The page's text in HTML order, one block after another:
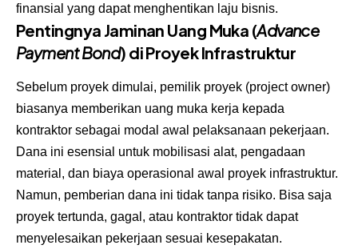
finansial yang dapat menghentikan laju bisnis.
Pentingnya Jaminan Uang Muka (Advance
Payment Bond) di Proyek Infrastruktur
Sebelum proyek dimulai, pemilik proyek (project owner)
biasanya memberikan uang muka kerja kepada
kontraktor sebagai modal awal pelaksanaan pekerjaan.
Dana ini esensial untuk mobilisasi alat, pengadaan
material, dan biaya operasional awal proyek infrastruktur.
Namun, pemberian dana ini tidak tanpa risiko. Bisa saja
proyek tertunda, gagal, atau kontraktor tidak dapat
menyelesaikan pekerjaan sesuai kesepakatan.